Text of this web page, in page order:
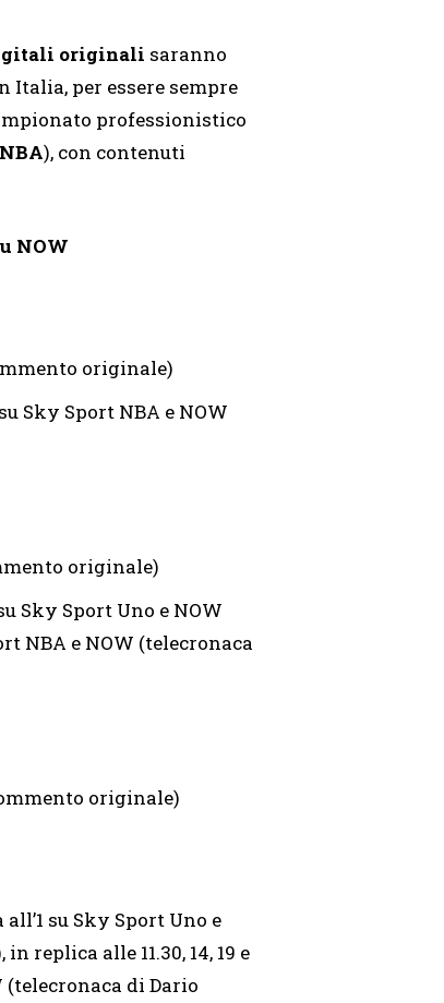
originali saranno
Italia, per essere sempre
professionistico
), con contenuti
NOW
originale)
Sky Sport NBA e NOW
originale)
Sky Sport Uno e NOW
NBA e NOW (telecronaca
originale)
su Sky Sport Uno e
replica alle 11.30, 14, 19 e
(telecronaca di Dario